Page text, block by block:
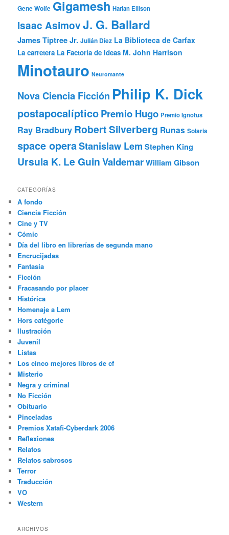
Gene Wolfe Gigamesh Harlan Ellison
Isaac AsimovJ. G. Ballard
James Tiptree Jr. Julián Díez La Biblioteca de Carfax
La carretera La Factoría de Ideas M. John Harrison
Minotauro Neuromante
Nova Ciencia Ficción Philip K. Dick
postapocalípticoPremio Hugo Premio Ignotus
Ray Bradbury Robert Silverberg Runas Solaris
space operaStanislaw Lem Stephen King
Ursula K. Le GuinValdemarWilliam Gibson
CATEGORÍAS
A fondo
Ciencia Ficción
Cine y TV
Cómic
Día del libro en librerías de segunda mano
Encrucijadas
Fantasía
Ficción
Fracasando por placer
Histórica
Homenaje a Lem
Hors catégorie
Ilustración
Juvenil
Listas
Los cinco mejores libros de cf
Misterio
Negra y criminal
No Ficción
Obituario
Pinceladas
Premios Xatafi-Cyberdark 2006
Reflexiones
Relatos
Relatos sabrosos
Terror
Traducción
VO
Western
ARCHIVOS